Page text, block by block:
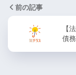
前の記事
【
債